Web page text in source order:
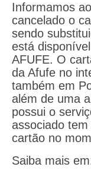
Informamos
cancelado o
sendo
está
AFUFE. O
da Afufe no
também em
além de uma
possui o
associado
cartão no
Saiba mais